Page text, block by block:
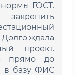
нормы ГОСТ.
Долго ждала
проект.
прямо до
в базу ФИС